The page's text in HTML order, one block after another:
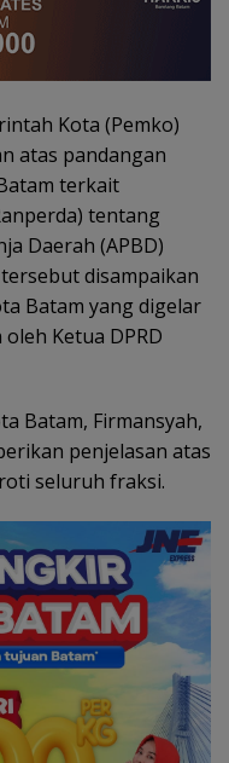
Kota (Pemko)
atas pandangan
terkait
tentang
Daerah (APBD)
disampaikan
Batam yang digelar
Ketua DPRD
Batam, Firmansyah,
penjelasan atas
seluruh fraksi.